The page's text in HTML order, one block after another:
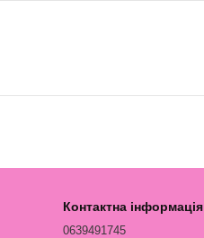
Контактна інформація
0639491745